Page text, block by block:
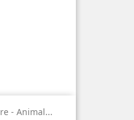
- Animal...